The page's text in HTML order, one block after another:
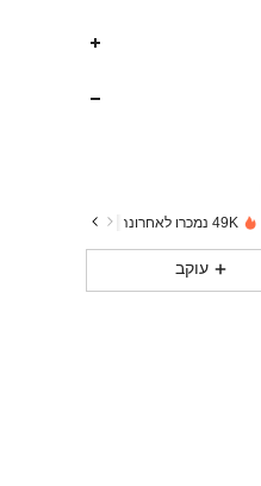
49K נמכרו לאחרונה
עוקב